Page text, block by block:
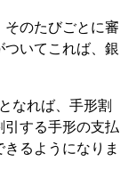
そのたびごとに審
いてこれば、銀
なれば、手形割
引する手形の支払
るようになりま